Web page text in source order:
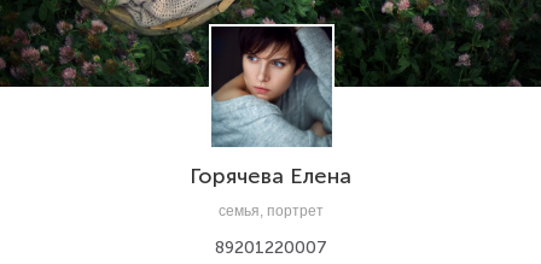
Горячева Елена
семья, портрет
89201220007